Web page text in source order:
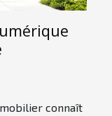
connaît